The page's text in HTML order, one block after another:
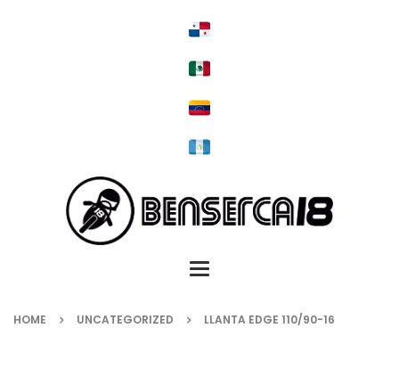
Toggle
HOME UNCATEGORIZED LLANTA EDGE 110/90-16